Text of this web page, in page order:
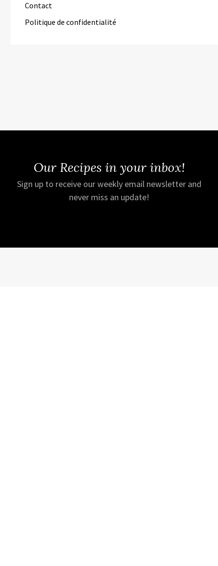
Contact
Politique de confidentialité
Our Recipes in your inbox!
Sign up to receive our weekly email newsletter and
never miss an update!